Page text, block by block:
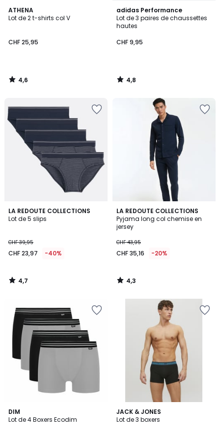
ATHENA
Lot de 2 t-shirts col V
CHF 25,95
4,6
/ 5
4,6
/
adidas Performance
Lot de 3 paires de chaussettes
hautes
CHF 9,95
4,8
/ 5
4,8
/
LA REDOUTE COLLECTIONS
Lot de 5 slips
CHF 39,95
CHF 23,97 -40%
4,7
/ 5
4,7
/
LA REDOUTE COLLECTIONS
Pyjama long col chemise en
jersey
CHF 43,95
CHF 35,16 -20%
4,3
/ 5
4,3
/
DIM
Lot de 4 Boxers Ecodim
4,2
/ 5
JACK & JONES
Lot de 3 boxers
4,4
/ 5